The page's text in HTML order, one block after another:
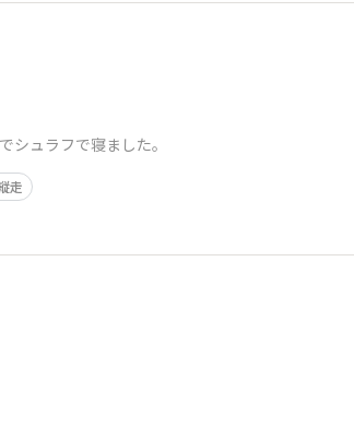
シュラフで寝ました。
走